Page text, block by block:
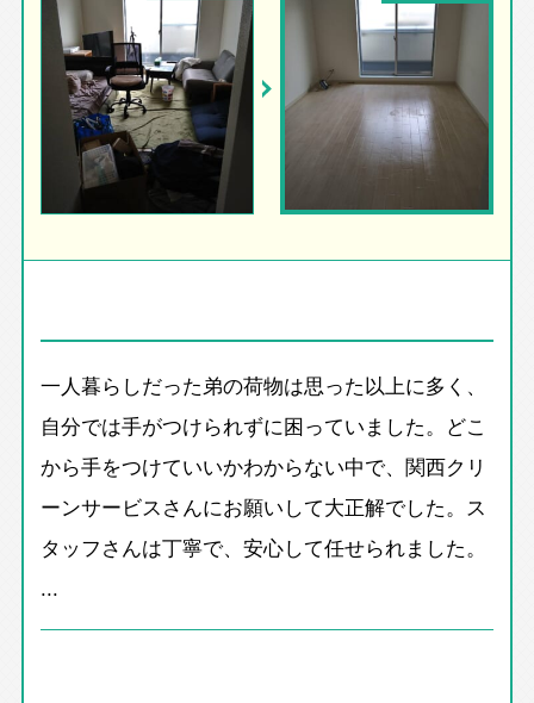
一人暮らしだった弟の荷物は思った以上に多く、
自分では手がつけられずに困っていました。どこ
から手をつけていいかわからない中で、関西クリ
ーンサービスさんにお願いして大正解でした。ス
タッフさんは丁寧で、安心して任せられました。
...